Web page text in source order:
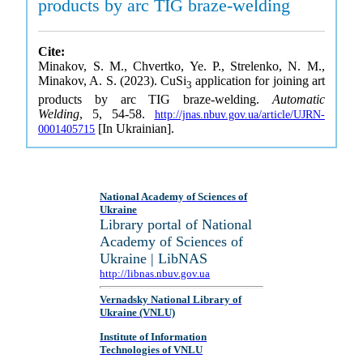
products by arc TIG braze-welding
Cite:
Minakov, S. M., Chvertko, Ye. P., Strelenko, N. M.,
Minakov, A. S. (2023). CuSi3 application for joining art
products by arc TIG braze-welding. Automatic
Welding, 5, 54-58. http://jnas.nbuv.gov.ua/article/UJRN-
0001405715 [In Ukrainian].
National Academy of Sciences of
Ukraine
Library portal of National
Academy of Sciences of
Ukraine | LibNAS
http://libnas.nbuv.gov.ua
Vernadsky National Library of
Ukraine (VNLU)
Institute of Information
Technologies of VNLU